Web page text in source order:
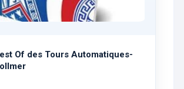
Of des Tours Automatiques-